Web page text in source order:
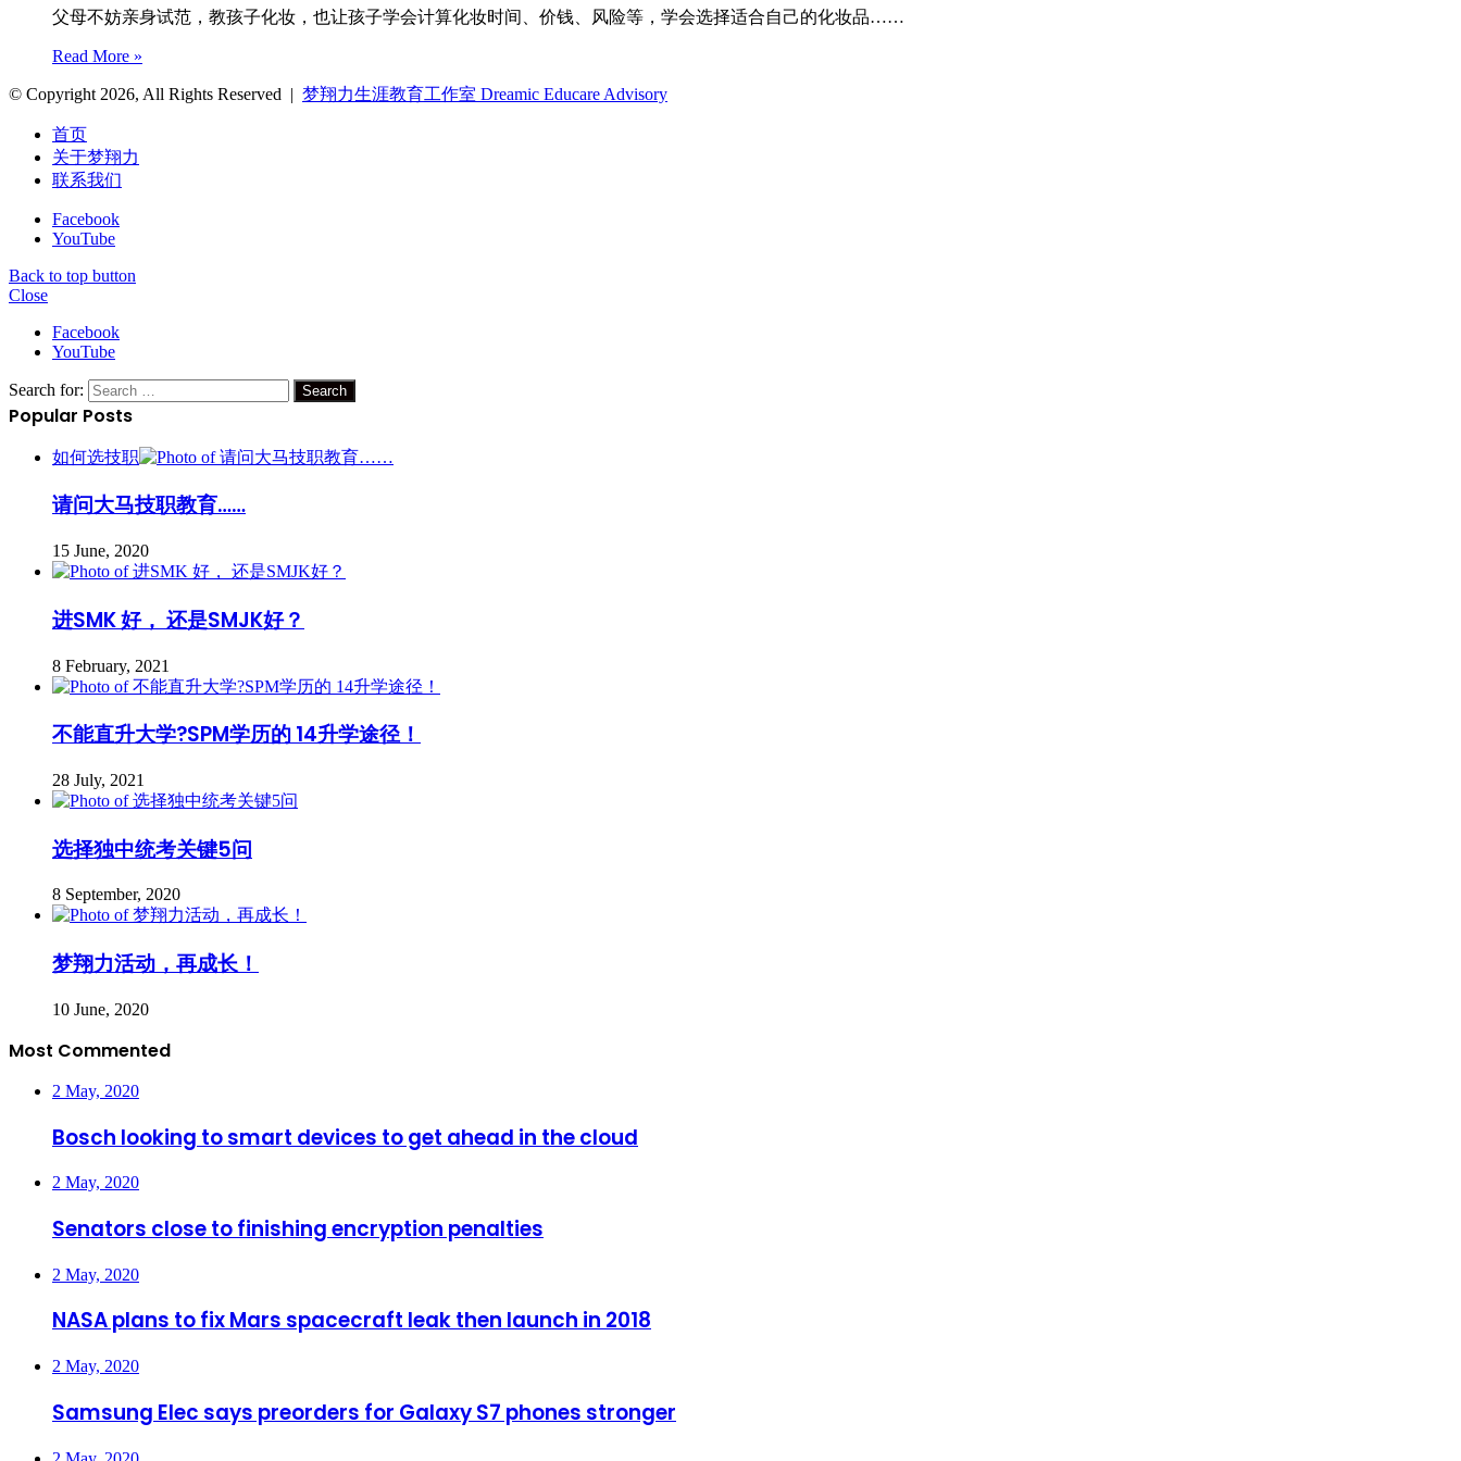
父母不妨亲身试范，教孩子化妆，也让孩子学会计算化妆时间、价钱、风险等，学会选择适合自己的化妆品……
Read More »
© Copyright 2026, All Rights Reserved | 梦翔力生涯教育工作室 Dreamic Educare Advisory
首页
关于梦翔力
联系我们
Facebook
YouTube
Back to top button
Close
Facebook
YouTube
Search for:
Popular Posts
如何选技职
请问大马技职教育……
15 June, 2020
进SMK 好， 还是SMJK好？
8 February, 2021
不能直升大学?SPM学历的 14升学途径！
28 July, 2021
选择独中统考关键5问
8 September, 2020
梦翔力活动，再成长！
10 June, 2020
Most Commented
2 May, 2020
Bosch looking to smart devices to get ahead in the cloud
2 May, 2020
Senators close to finishing encryption penalties
2 May, 2020
NASA plans to fix Mars spacecraft leak then launch in 2018
2 May, 2020
Samsung Elec says preorders for Galaxy S7 phones stronger